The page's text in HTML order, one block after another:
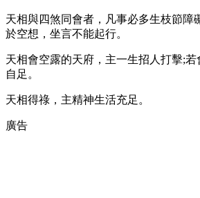
天相與四煞同會者，凡事必多生枝節障
於空想，坐言不能起行。
天相會空露的天府，主一生招人打擊;
自足。
天相得祿，主精神生活充足。
廣告